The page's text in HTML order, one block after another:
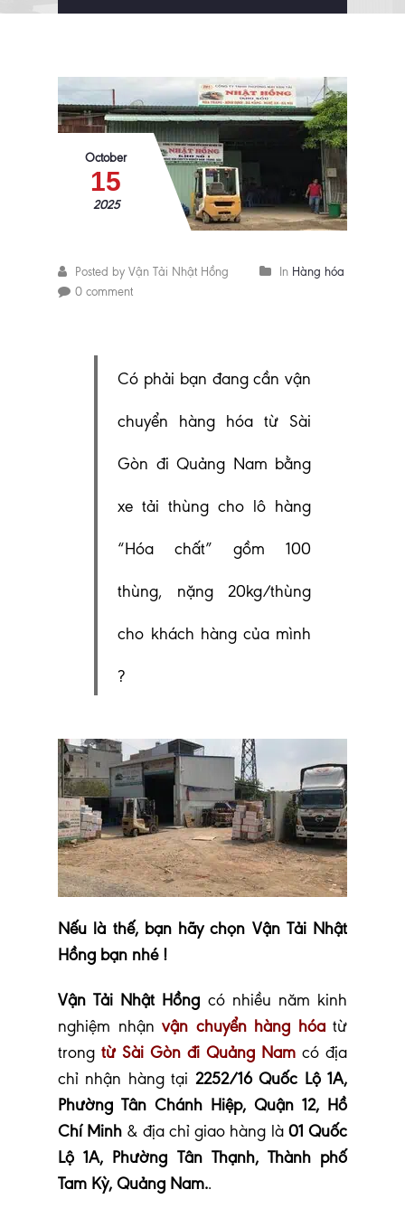
October
15
2025
Posted by Vận Tải Nhật Hồng In Hàng hóa
0 comment
Có phải bạn đang cần vận
chuyển hàng hóa từ Sài
Gòn đi Quảng Nam bằng
xe tải thùng cho lô hàng
“Hóa chất” gồm 100
thùng, nặng 20kg/thùng
cho khách hàng của mình
?
Nếu là thế, bạn hãy chọn Vận Tải Nhật
Hồng bạn nhé !
Vận Tải Nhật Hồng có nhiều năm kinh
nghiệm nhận vận chuyển hàng hóatừ
trong từ Sài Gòn đi Quảng Nam có địa
chỉ nhận hàng tại 2252/16 Quốc Lộ 1A,
Phường Tân Chánh Hiệp, Quận 12, Hồ
Chí Minh & địa chỉ giao hàng là 01 Quốc
Lộ 1A, Phường Tân Thạnh, Thành phố
Tam Kỳ, Quảng Nam..